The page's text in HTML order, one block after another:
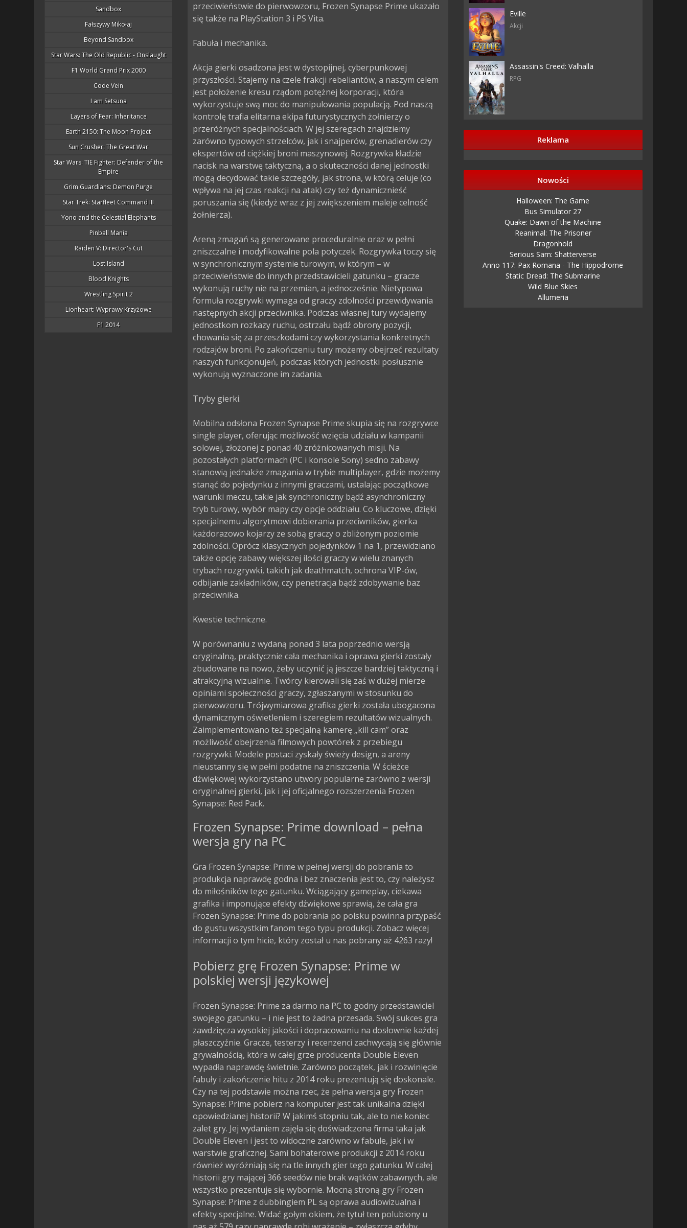
Sandbox
Fałszywy Mikołaj
Beyond Sandbox
Star Wars: The Old Republic - Onslaught
F1 World Grand Prix 2000
Code Vein
I am Setsuna
Layers of Fear: Inheritance
Earth 2150: The Moon Project
Sun Crusher: The Great War
Star Wars: TIE Fighter: Defender of the
Empire
Grim Guardians: Demon Purge
Star Trek: Starfleet Command III
Yono and the Celestial Elephants
Pinball Mania
Raiden V: Director's Cut
Lost Island
Blood Knights
Wrestling Spirit 2
Lionheart: Wyprawy Krzyżowe
F1 2014
przeciwieństwie do pierwowzoru, Frozen Synapse Prime ukazało
się także na PlayStation 3 i PS Vita.
Fabuła i mechanika.
Akcja gierki osadzona jest w dystopijnej, cyberpunkowej
przyszłości. Stajemy na czele frakcji rebeliantów, a naszym celem
jest położenie kresu rządom potężnej korporacji, która
wykorzystuje swą moc do manipulowania populacją. Pod naszą
kontrolę trafia elitarna ekipa futurystycznych żołnierzy o
przeróżnych specjalnościach. W jej szeregach znajdziemy
zarówno typowych strzelców, jak i snajperów, grenadierów czy
ekspertów od ciężkiej broni maszynowej. Rozgrywka kładzie
nacisk na warstwę taktyczną, a o skuteczności danej jednostki
mogą decydować takie szczegóły, jak strona, w którą celuje (co
wpływa na jej czas reakcji na atak) czy też dynamicznieść
poruszania się (kiedyż wraz z jej zwiększeniem maleje celność
żołnierza).
Areną zmagań są generowane proceduralnie oraz w pełni
zniszczalne i modyfikowalne pola potyczek. Rozgrywka toczy się
w synchronicznym systemie turowym, w którym – w
przeciwieństwie do innych przedstawicieli gatunku – gracze
wykonują ruchy nie na przemian, a jednocześnie. Nietypowa
formuła rozgrywki wymaga od graczy zdolności przewidywania
następnych akcji przeciwnika. Podczas własnej tury wydajemy
jednostkom rozkazy ruchu, ostrzału bądź obrony pozycji,
chowania się za przeszkodami czy wykorzystania konkretnych
rodzajów broni. Po zakończeniu tury możemy obejrzeć rezultaty
naszych funkcjonujeń, podczas których jednostki posłusznie
wykonują wyznaczone im zadania.
Tryby gierki.
Mobilna odsłona Frozen Synapse Prime skupia się na rozgrywce
single player, oferując możliwość wzięcia udziału w kampanii
solowej, złożonej z ponad 40 zróżnicowanych misji. Na
pozostałych platformach (PC i konsole Sony) sedno zabawy
stanowią jednakże zmagania w trybie multiplayer, gdzie możemy
stanąć do pojedynku z innymi graczami, ustalając początkowe
warunki meczu, takie jak synchroniczny bądź asynchroniczny
tryb turowy, wybór mapy czy opcje oddziału. Co kluczowe, dzięki
specjalnemu algorytmowi dobierania przeciwników, gierka
każdorazowo kojarzy ze sobą graczy o zbliżonym poziomie
zdolności. Oprócz klasycznych pojedynków 1 na 1, przewidziano
także opcję zabawy większej ilości graczy w wielu znanych
trybach rozgrywki, takich jak deathmatch, ochrona VIP-ów,
odbijanie zakładników, czy penetracja bądź zdobywanie baz
przeciwnika.
Kwestie techniczne.
W porównaniu z wydaną ponad 3 lata poprzednio wersją
oryginalną, praktycznie cała mechanika i oprawa gierki zostały
zbudowane na nowo, żeby uczynić ją jeszcze bardziej taktyczną i
atrakcyjną wizualnie. Twórcy kierowali się zaś w dużej mierze
opiniami społeczności graczy, zgłaszanymi w stosunku do
pierwowzoru. Trójwymiarowa grafika gierki została ubogacona
dynamicznym oświetleniem i szeregiem rezultatów wizualnych.
Zaimplementowano też specjalną kamerę „kill cam” oraz
możliwość obejrzenia filmowych powtórek z przebiegu
rozgrywki. Modele postaci zyskały świeży design, a areny
nieustanny się w pełni podatne na zniszczenia. W ścieżce
dźwiękowej wykorzystano utwory popularne zarówno z wersji
oryginalnej gierki, jak i jej oficjalnego rozszerzenia Frozen
Synapse: Red Pack.
Frozen Synapse: Prime download – pełna
wersja gry na PC
Gra Frozen Synapse: Prime w pełnej wersji do pobrania to
produkcja naprawdę godna i bez znaczenia jest to, czy należysz
do miłośników tego gatunku. Wciągający gameplay, ciekawa
grafika i imponujące efekty dźwiękowe sprawią, że cała gra
Frozen Synapse: Prime do pobrania po polsku powinna przypaść
do gustu wszystkim fanom tego typu produkcji. Zobacz więcej
informacji o tym hicie, który został u nas pobrany aż 4263 razy!
Pobierz grę Frozen Synapse: Prime w
polskiej wersji językowej
Frozen Synapse: Prime za darmo na PC to godny przedstawiciel
swojego gatunku – i nie jest to żadna przesada. Swój sukces gra
zawdzięcza wysokiej jakości i dopracowaniu na dosłownie każdej
płaszczyźnie. Gracze, testerzy i recenzenci zachwycają się głównie
grywalnością, która w całej grze producenta Double Eleven
wypadła naprawdę świetnie. Zarówno początek, jak i rozwinięcie
fabuły i zakończenie hitu z 2014 roku prezentują się doskonale.
Czy na tej podstawie można rzec, że pełna wersja gry Frozen
Synapse: Prime pobierz na komputer jest tak unikalna dzięki
opowiedzianej historii? W jakimś stopniu tak, ale to nie koniec
zalet gry. Jej wydaniem zajęła się doświadczona firma taka jak
Double Eleven i jest to widoczne zarówno w fabule, jak i w
warstwie graficznej. Sami bohaterowie produkcji z 2014 roku
również wyróżniają się na tle innych gier tego gatunku. W całej
historii gry mającej 366 seedów nie brak wątków zabawnych, ale
wszystko prezentuje się wybornie. Mocną stroną gry Frozen
Synapse: Prime z dubbingiem PL są oprawa audiowizualna i
efekty specjalne. Widać gołym okiem, że tytuł ten polubiony u
Eville
Akcji
Assassin's Creed: Valhalla
RPG
Reklama
Nowości
Halloween: The Game
Bus Simulator 27
Quake: Dawn of the Machine
Reanimal: The Prisoner
Dragonhold
Serious Sam: Shatterverse
Anno 117: Pax Romana - The Hippodrome
Static Dread: The Submarine
Wild Blue Skies
Allumeria